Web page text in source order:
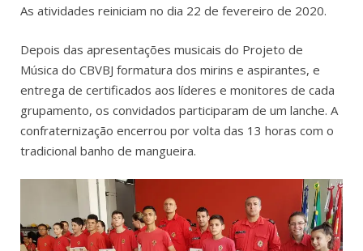
As atividades reiniciam no dia 22 de fevereiro de 2020.
Depois das apresentações musicais do Projeto de
Música do CBVBJ formatura dos mirins e aspirantes, e
entrega de certificados aos líderes e monitores de cada
grupamento, os convidados participaram de um lanche. A
confraternização encerrou por volta das 13 horas com o
tradicional banho de mangueira.